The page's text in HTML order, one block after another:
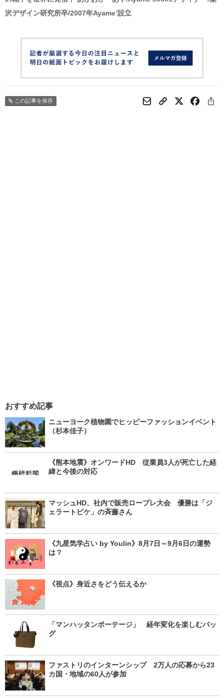
沢デザイン研究所卒/2007年Ayame’設立
この記事を保存
おすすめ記事
ニューヨーク植物園でヒッピーファッションイベント
（杉本佳子）
《熊本地震》オンワードHD 従業員3人が死亡した経
緯と今後の対応
マッシュHD、社内で販売ロープレ大会 優勝は「ジ
ェラートピケ」の斉藤さん
《九星気学占い by Youlin》8月7日～9月6日の運勢
は？
《視点》身近さをどう伝えるか
「マンハッタンポーテージ」 経年変化を楽しむバッ
グ
ファストリのインターンシップ 2万人の応募から23
カ国・地域の60人が参加